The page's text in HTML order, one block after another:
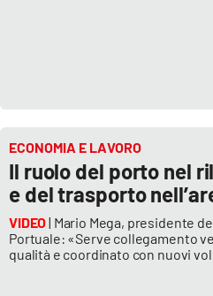
ECONOMIA E LAVORO
Il ruolo del porto nel
e del trasporto
VIDEO| Mario Mega, presidente
Portuale: «Serve collegamento
qualità e coordinato con nuovi